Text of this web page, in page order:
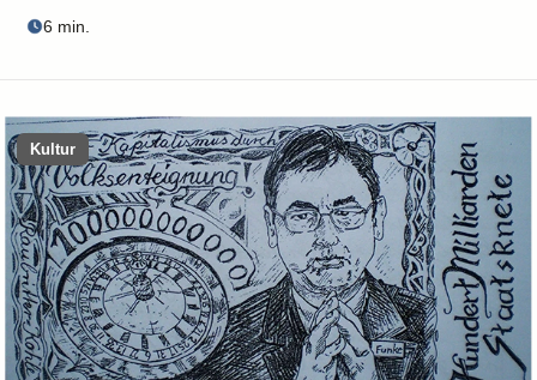
6 min.
Kultur